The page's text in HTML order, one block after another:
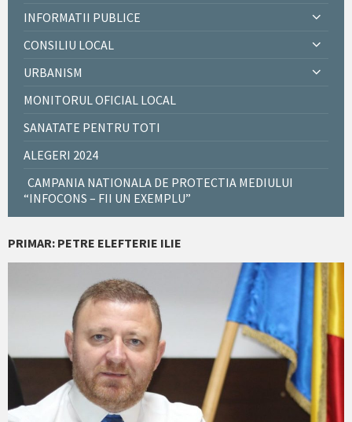
INFORMATII PUBLICE
CONSILIU LOCAL
URBANISM
MONITORUL OFICIAL LOCAL
SANATATE PENTRU TOTI
ALEGERI 2024
CAMPANIA NATIONALA DE PROTECTIA MEDIULUI
“INFOCONS – FII UN EXEMPLU”
PRIMAR: PETRE ELEFTERIE ILIE